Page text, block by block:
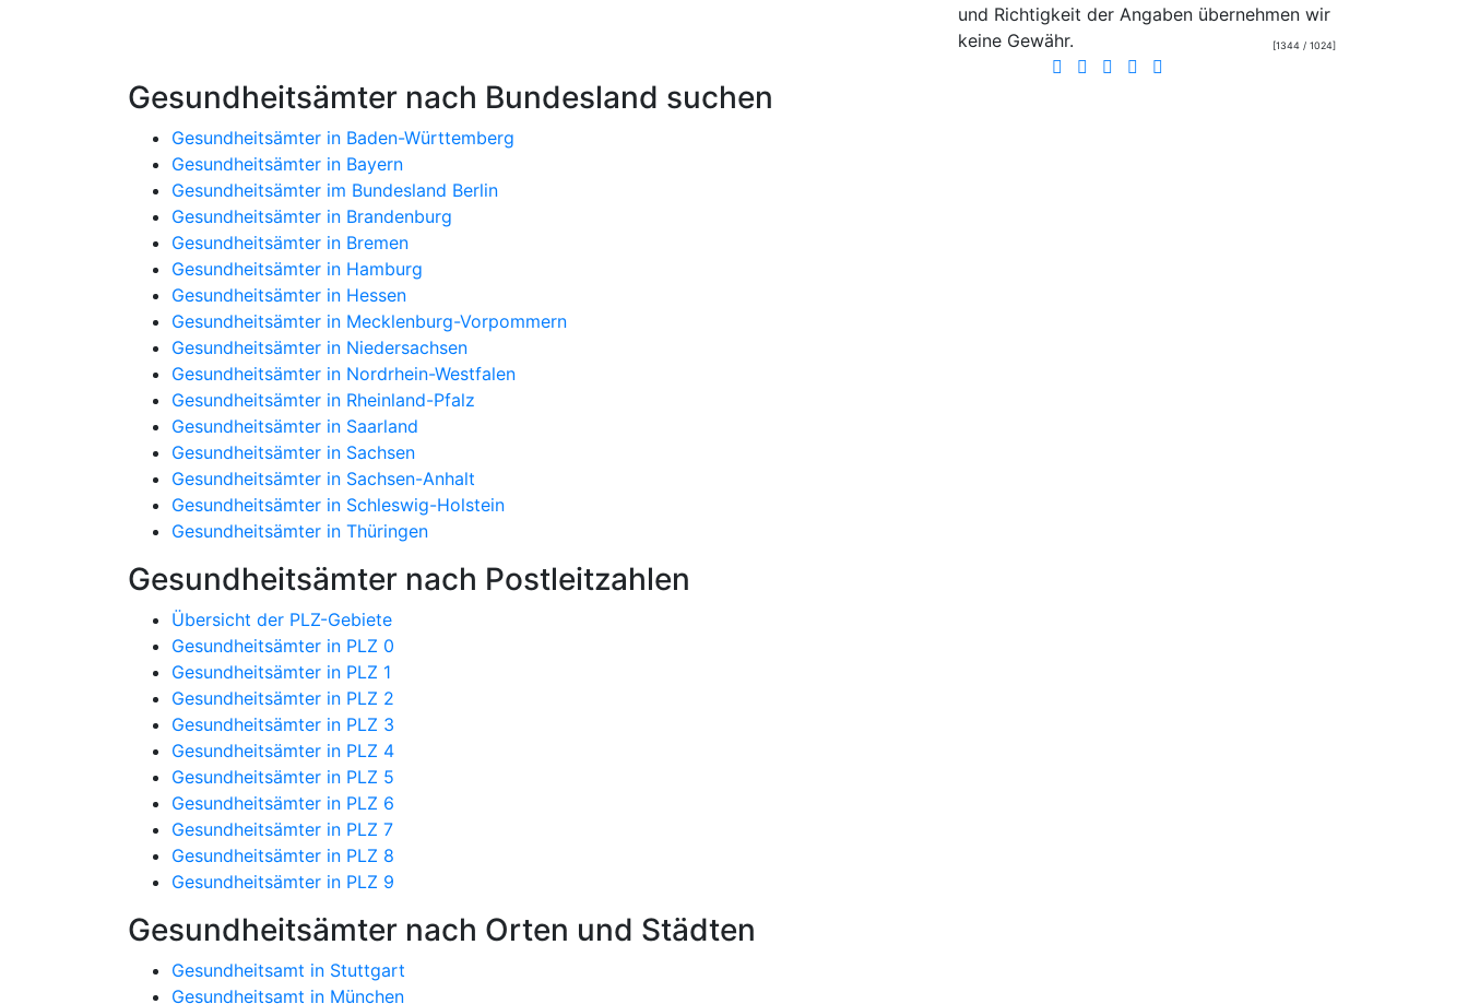
und Richtigkeit der Angaben übernehmen wir
keine Gewähr.
[1344 / 1024]
Gesundheitsämter nach Bundesland suchen
Gesundheitsämter in Baden-Württemberg
Gesundheitsämter in Bayern
Gesundheitsämter im Bundesland Berlin
Gesundheitsämter in Brandenburg
Gesundheitsämter in Bremen
Gesundheitsämter in Hamburg
Gesundheitsämter in Hessen
Gesundheitsämter in Mecklenburg-Vorpommern
Gesundheitsämter in Niedersachsen
Gesundheitsämter in Nordrhein-Westfalen
Gesundheitsämter in Rheinland-Pfalz
Gesundheitsämter in Saarland
Gesundheitsämter in Sachsen
Gesundheitsämter in Sachsen-Anhalt
Gesundheitsämter in Schleswig-Holstein
Gesundheitsämter in Thüringen
Gesundheitsämter nach Postleitzahlen
Übersicht der PLZ-Gebiete
Gesundheitsämter in PLZ 0
Gesundheitsämter in PLZ 1
Gesundheitsämter in PLZ 2
Gesundheitsämter in PLZ 3
Gesundheitsämter in PLZ 4
Gesundheitsämter in PLZ 5
Gesundheitsämter in PLZ 6
Gesundheitsämter in PLZ 7
Gesundheitsämter in PLZ 8
Gesundheitsämter in PLZ 9
Gesundheitsämter nach Orten und Städten
Gesundheitsamt in Stuttgart
Gesundheitsamt in München